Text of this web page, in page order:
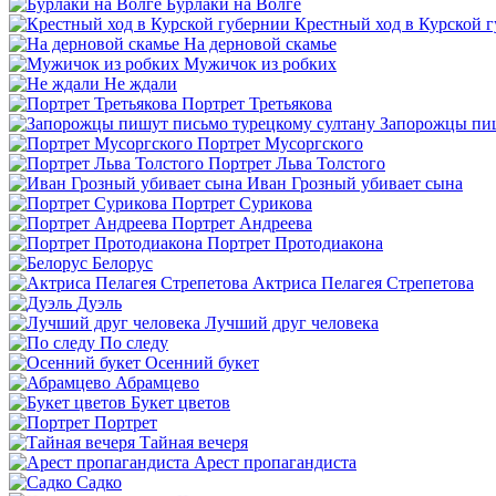
Крестный ход в Курской
На дерновой скамье
Мужичок из робких
Не ждали
Портрет Третьякова
Запорожцы
Портрет Мусоргского
Портрет Льва Толстого
Иван Грозный убивает сына
Портрет Сурикова
Портрет Андреева
Портрет Протодиакона
Белорус
Актриса Пелагея Стрепетова
Дуэль
Лучший друг человека
По следу
Осенний букет
Абрамцево
Букет цветов
Портрет
Тайная вечеря
Арест пропагандиста
Садко